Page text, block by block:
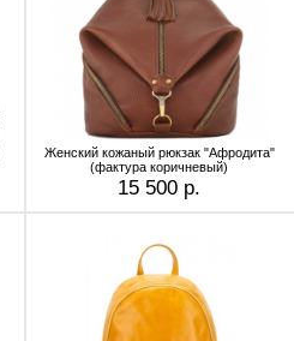
Женский кожаный рюкзак "Афродита"
(фактура коричневый)
15 500 р.